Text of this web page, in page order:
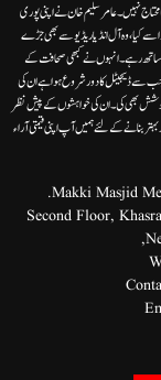
محتاج نہیں۔عامرسلیم خان نے اپنی پوری
سے کیا،وہ آل انڈیا ریڈیوسے بھی جڑے
ساتھ رہے۔ انہوں نے کبھی صحافت کے
جب سے ڈیجیٹل کا دور شروع ہوا ہے ان کی
بھی کی۔ ان کی خواہشوں کے پیش نظر
بنانے کے لئے ہمیں آپ اپنی قیمتی آراء
Makki Masjid
147/2, Second Floor,